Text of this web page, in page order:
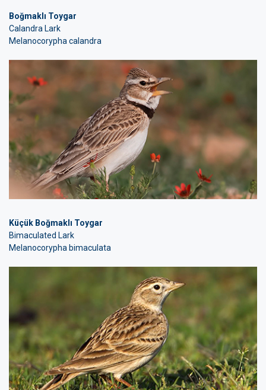
Boğmaklı Toygar
Calandra Lark
Melanocorypha calandra
Küçük Boğmaklı Toygar
Bimaculated Lark
Melanocorypha bimaculata